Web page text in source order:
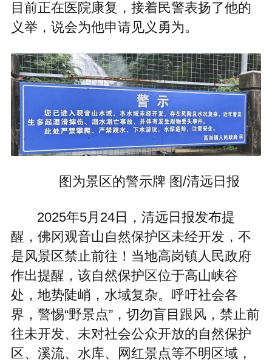
目前正在医院康复，接着民警表扬了他的
义举，说会为他申请见义勇为。
图为景区的警示牌 图/清远日报
2025年5月24日，清远日报发布提
醒，佛冈观音山自然保护区未经开发，不
是风景区禁止前往！当地高岗镇人民政府
作出提醒，该自然保护区位于高山峡谷
处，地势陡峭，水域复杂。呼吁社会各
界，警惕“野景点”，切勿盲目跟风，禁止前
往未开发、未对社会公众开放的自然保护
区、溪流、水库、网红景点等不明区域，